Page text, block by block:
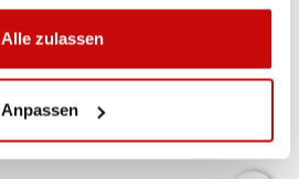
Alle zulassen
Anpassen